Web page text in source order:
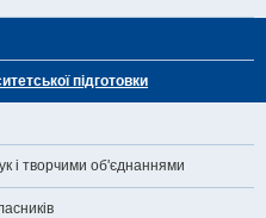
підготовки
і творчими об'єднаннями